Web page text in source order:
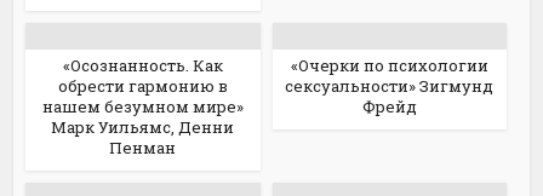
«Осознанность. Как
обрести гармонию в
нашем безумном мире»
Марк Уильямс, Денни
Пенман
«Очерки по психологии
сексуальности» Зигмунд
Фрейд